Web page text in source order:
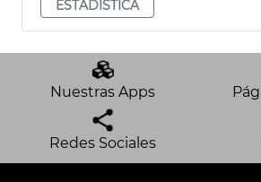
ESTADÍSTICA
Nuestras Apps
Redes Sociales